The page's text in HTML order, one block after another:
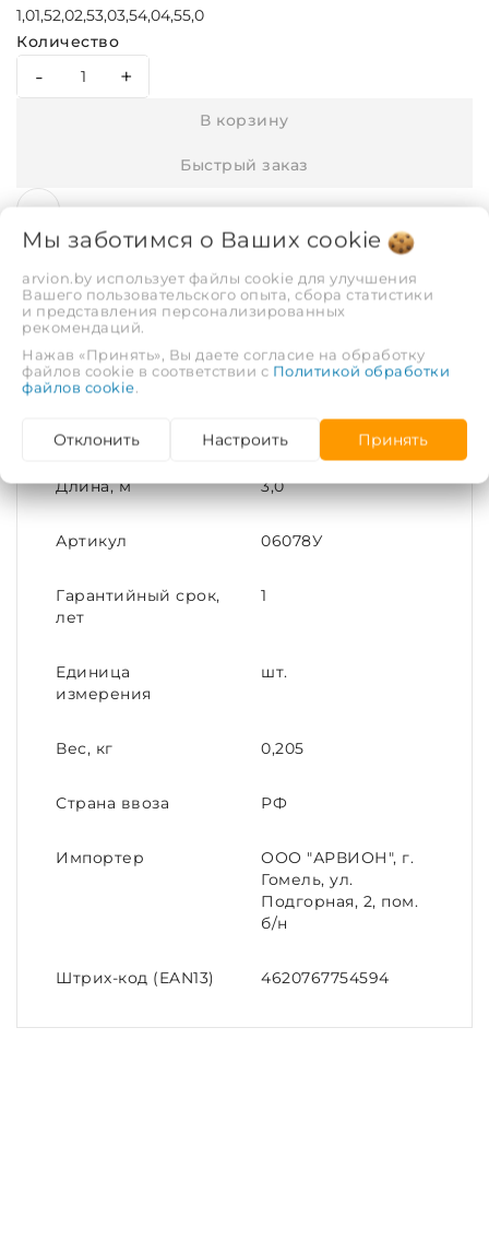
1,01,52,02,53,03,54,04,55,0
Количество
- +
В корзину
Быстрый заказ
Описание Отзывы
ХАРАКТЕРИСТИКИ
Длина, м 3,0
Артикул 06078У
Гарантийный срок,
лет
1
Единица
измерения
шт.
Вес, кг 0,205
Страна ввоза РФ
Импортер
ООО "АРВИОН", г.
Гомель, ул.
Подгорная, 2, пом.
б/н
Штрих-код (EAN13) 4620767754594
Мы заботимся о Ваших cookie
arvion.by использует файлы cookie для улучшения
Вашего пользовательского опыта, сбора статистики
и представления персонализированных
рекомендаций.
Нажав «Принять», Вы даете согласие на обработку
файлов cookie в соответствии с Политикой обработки
файлов cookie.
Отклонить Настроить Принять